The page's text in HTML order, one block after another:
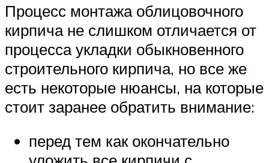
Процесс монтажа облицовочного
кирпича не слишком отличается от
процесса укладки обыкновенного
строительного кирпича, но все же
есть некоторые нюансы, на которые
стоит заранее обратить внимание:
перед тем как окончательно